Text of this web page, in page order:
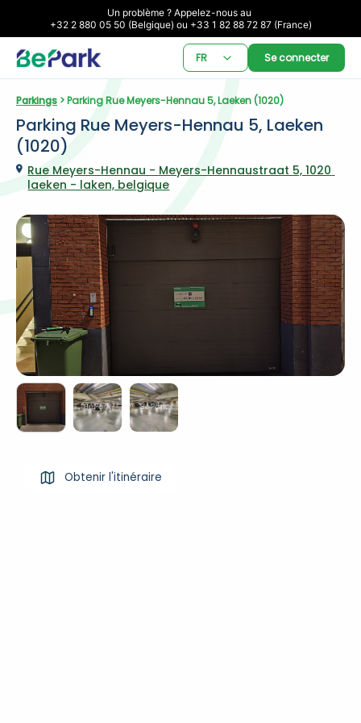
Un problème ? Appelez-nous au
+32 2 880 05 50 (Belgique) ou +33 1 82 88 72 87 (France)
FR Se connecter
Parkings > Parking Rue Meyers-Hennau 5, Laeken (1020)
Parking Rue Meyers-Hennau 5, Laeken
(1020)
Rue Meyers-Hennau - Meyers-Hennaustraat 5, 1020
laeken - laken, belgique
Obtenir l'itinéraire